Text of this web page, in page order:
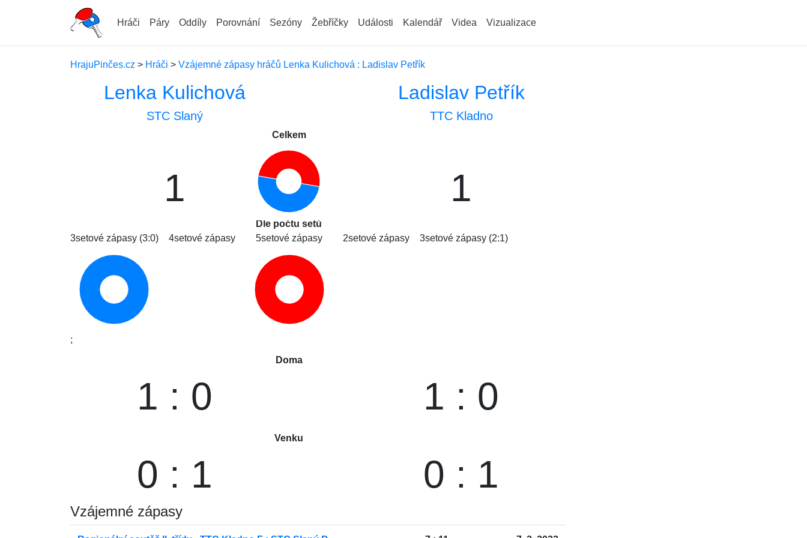
Hráči Páry Oddíly Porovnání Sezóny Žebříčky Události Kalendář Videa Vizualizace
HrajuPinčes.cz > Hráči > Vzájemné zápasy hráčů Lenka Kulichová : Ladislav Petřík
Lenka Kulichová
STC Slaný
Ladislav Petřík
TTC Kladno
Celkem
1 1
Dle počtu setů
3setové zápasy (3:0)
4setové zápasy 5setové zápasy 2setové zápasy 3setové zápasy (2:1)
;
Doma
1 : 0 1 : 0
Venku
0 : 1 0 : 1
Vzájemné zápasy